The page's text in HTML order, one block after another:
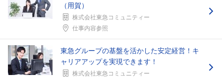
（用賀）
株式会社東急コミュニティー
仕事内容参照
東急グループの基盤を活かした安定経営！キ
ャリアアップを実現できます！
株式会社東急コミュニティー